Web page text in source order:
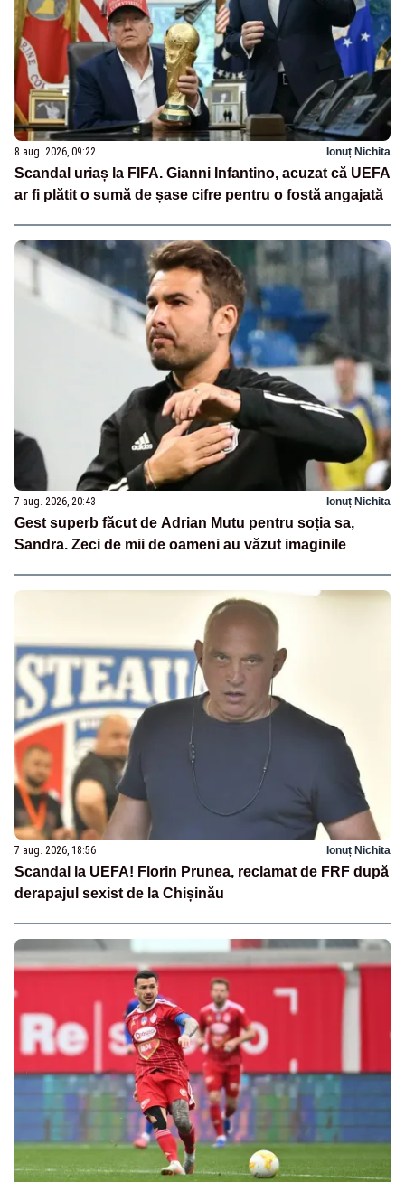
8 aug. 2026, 09:22 Ionuț Nichita
Scandal uriaș la FIFA. Gianni Infantino, acuzat că UEFA
ar fi plătit o sumă de șase cifre pentru o fostă angajată
7 aug. 2026, 20:43 Ionuț Nichita
Gest superb făcut de Adrian Mutu pentru soția sa,
Sandra. Zeci de mii de oameni au văzut imaginile
7 aug. 2026, 18:56 Ionuț Nichita
Scandal la UEFA! Florin Prunea, reclamat de FRF după
derapajul sexist de la Chișinău